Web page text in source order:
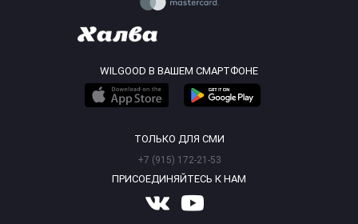
WILGOOD В ВАШЕМ СМАРТФОНЕ
ТОЛЬКО ДЛЯ СМИ
+7 (915) 172-21-53
ПРИСОЕДИНЯЙТЕСЬ К НАМ